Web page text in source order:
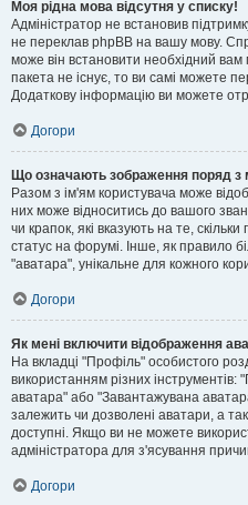
Моя рідна мова відсутня у списку!
Адміністратор не встановив
не переклав phpBB на вашу мову.
може він встановити необхідний
пакета не існує, то ви самі можете
Додаткову інформацію ви можете
Догори
Що означають зображення поряд з
Разом з ім'ям користувача може
них може відноситись до вашого
чи крапок, які вказують на те,
статус на форумі. Інше, як правило
"аватара", унікальне для кожного
Догори
Як мені включити відображення
На вкладці "Профіль" особистого
використанням різних
аватара" або "Завантажувана
залежить чи дозволені аватари, а
доступні. Якщо ви не можете
адміністратора для з'ясування
Догори